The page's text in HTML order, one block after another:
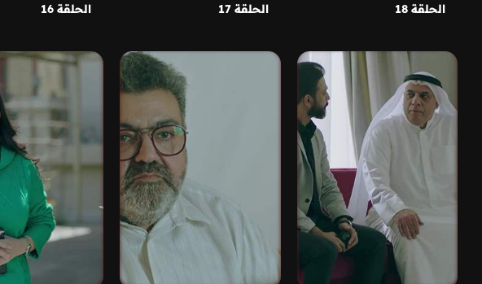
الحلقة 18 الحلقة 17 الحلقة 16